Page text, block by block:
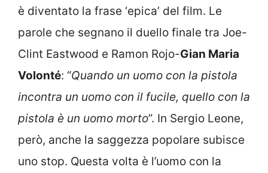
è diventato la frase ‘epica’ del film. Le
parole che segnano il duello finale tra Joe-
Clint Eastwood e Ramon Rojo-Gian Maria
Volonté: “Quando un uomo con la pistola
incontra un uomo con il fucile, quello con la
pistola è un uomo morto”. In Sergio Leone,
però, anche la saggezza popolare subisce
uno stop. Questa volta è l’uomo con la